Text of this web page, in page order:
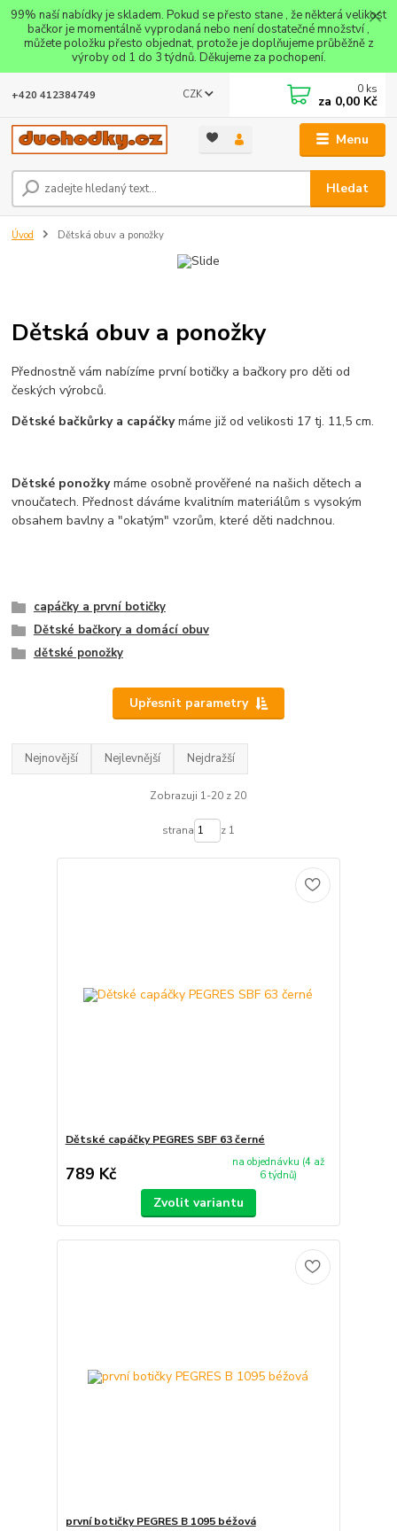
99% naší nabídky je skladem. Pokud se přesto stane , že některá velikost
bačkor je momentálně vyprodaná nebo není dostatečné množství ,
můžete položku přesto objednat, protože je doplňujeme průběžně z
výroby od 1 do 3 týdnů. Děkujeme za pochopení.
Menu
CZK
Hledat
+420 412384749 0 ks
za 0,00 Kč
Úvod Dětská obuv a ponožky
Dětská obuv a ponožky
Přednostně vám nabízíme první botičky a bačkory pro děti od
českých výrobců.
Dětské bačkůrky a capáčkymáme již od velikosti 17 tj. 11,5 cm.
Dětské ponožkymáme osobně prověřené na našich dětech a
vnoučatech. Přednost dáváme kvalitním materiálům s vysokým
obsahem bavlny a "okatým" vzorům, které děti nadchnou.
capáčky a první botičky
Dětské bačkory a domácí obuv
dětské ponožky
Upřesnit parametry
Nejnovější Nejlevnější Nejdražší
Zobrazuji 1-20 z 20
strana z 1
Dětské capáčky PEGRES SBF 63 černé
789 Kč
na objednávku (4 až
6 týdnů)
Zvolit variantu
první botičky PEGRES B 1095 béžová